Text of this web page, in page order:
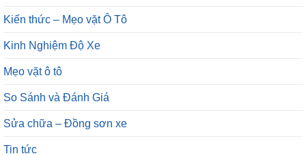
Kiến thức – Mẹo vặt Ô Tô
Kinh Nghiệm Độ Xe
Mẹo vặt ô tô
So Sánh và Đánh Giá
Sửa chữa – Đồng sơn xe
Tin tức